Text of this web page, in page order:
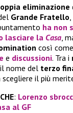
eliminazione
Grande Fratello
ha non
lasciare la Casa,
così
e discussioni. Tra i
nome del terzo
scegliere il più
: Lorenzo
al GF